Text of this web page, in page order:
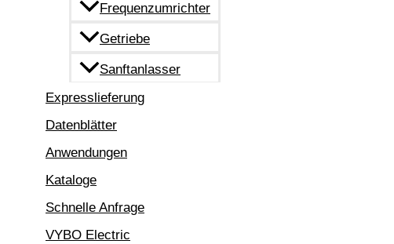
Frequenzumrichter
Getriebe
Sanftanlasser
Expresslieferung
Datenblätter
Anwendungen
Kataloge
Schnelle Anfrage
VYBO Electric